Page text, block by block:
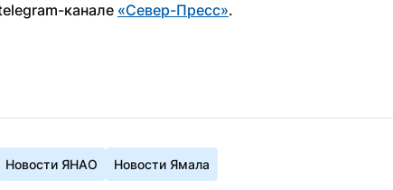
канале «Север-Пресс».
Новости ЯНАО Новости Ямала